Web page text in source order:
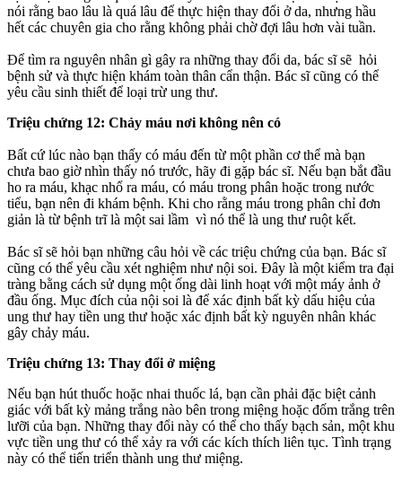
nói rằng bao lâu là quá lâu để thực hiện thay đổi ở da, nhưng hầu
hết các chuyên gia cho rằng không phải chờ đợi lâu hơn vài tuần.
Để tìm ra nguyên nhân gì gây ra những thay đổi da, bác sĩ sẽ hỏi
bệnh sử và thực hiện khám toàn thân cẩn thận. Bác sĩ cũng có thể
yêu cầu sinh thiết để loại trừ ung thư.
Triệu chứng 12: Chảy máu nơi không nên có
Bất cứ lúc nào bạn thấy có máu đến từ một phần c‌ơ th‌ể mà bạn
chưa bao giờ nhìn thấy nó trước, hãy đi gặp bác sĩ. Nếu bạn bắt đầu
ho ra máu, khạc nhổ ra máu, có máu trong phân hoặc trong nước
tiểu, bạn nên đi khám bệnh. Khi cho rằng máu trong phân chỉ đơn
giản là từ bệnh trĩ là một sai lầm vì nó thể là ung thư ruột kết.
Bác sĩ sẽ hỏi bạn những câu hỏi về các triệu chứng của bạn. Bác sĩ
cũng có thể yêu cầu xét nghiệm như nội soi. Đây là một kiểm tra đại
tràng bằng cách sử dụng một ống dài linh hoạt với một máy ảnh ở
đầu ống. Mục đích của nội soi là để xác định bất kỳ dấu hiệu của
ung thư hay tiền ung thư hoặc xác định bất kỳ nguyên nhân khác
gây chảy máu.
Triệu chứng 13: Thay đổi ở miệng
Nếu bạn hút thuốc hoặc nhai thu‌ốc l‌á, bạn cần phải đặc biệt cảnh
giác với bất kỳ mảng trắng nào bên trong miệng hoặc đốm trắng trên
lưỡi của bạn. Những thay đổi này có thể cho thấy bạch sản, một khu
vực tiền ung thư có thể xảy ra với các kíc‌h thí‌ch liên tục. Tình trạng
này có thể tiến triển thành ung thư miệng.